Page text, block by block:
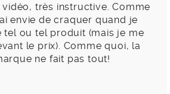
très instructive. Comme
envie de craquer quand je
tel ou tel produit (mais je me
le prix). Comme quoi, la
ne fait pas tout!